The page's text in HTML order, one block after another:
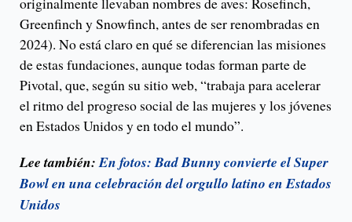
Greenfinch y Snowfinch, antes de ser renombradas en
2024). No está claro en qué se diferencian las misiones
de estas fundaciones, aunque todas forman parte de
Pivotal, que, según su sitio web, “trabaja para acelerar
el ritmo del progreso social de las mujeres y los jóvenes
en Estados Unidos y en todo el mundo”.
Lee también:En fotos: Bad Bunny convierte el Super
Bowl en una celebración del orgullo latino en Estados
Unidos